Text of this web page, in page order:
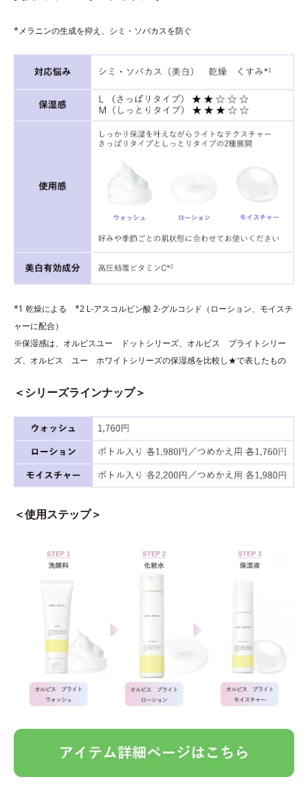
*メラニンの生成を抑え、シミ・ソバカスを防ぐ
*1 乾燥による *2 L-アスコルビン酸 2-グルコシド（ローション、モイスチ
ャーに配合）
※保湿感は、オルビスユー ドットシリーズ、オルビス ブライトシリー
ズ、オルビス ユー ホワイトシリーズの保湿感を比較し★で表したもの
＜シリーズラインナップ＞
＜使用ステップ＞